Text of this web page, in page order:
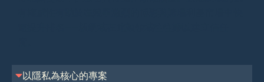
以隱私為核心的專案